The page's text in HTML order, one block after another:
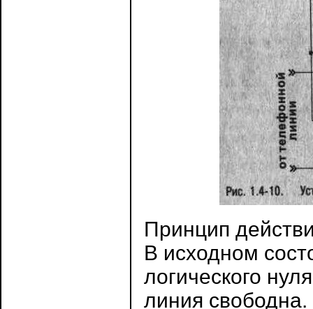
Принцип
В исходном
логического
линия свободна.